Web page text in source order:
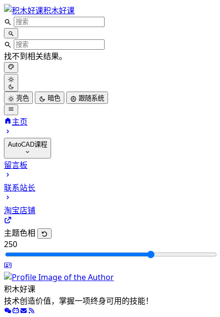
积木好课
找不到相关结果。
亮色 暗色 跟随系统
主页
AutoCAD课程
CAD二维基础课程
CAD三维建模课程
CAD高级渲染课程
CAD机械四级考试
留言板
联系站长
淘宝店铺
主题色相
250
积木好课
技术创造价值，掌握一项终身可用的技能！